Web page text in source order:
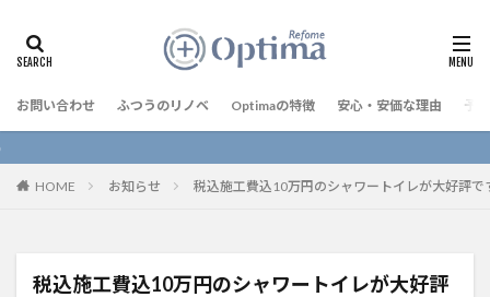
お問い合わせ ふつうのリノベ Optimaの特徴 安心・安価な理由 予
HOME お知らせ 税込施工費込10万円のシャワートイレが大好評で
税込施工費込10万円のシャワートイレが大好評